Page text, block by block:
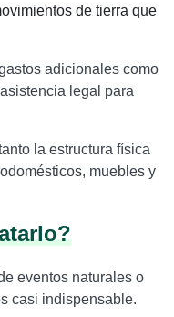
de tierra que
adicionales como
legal para
la estructura física
muebles y
eventos naturales o
casi indispensable.